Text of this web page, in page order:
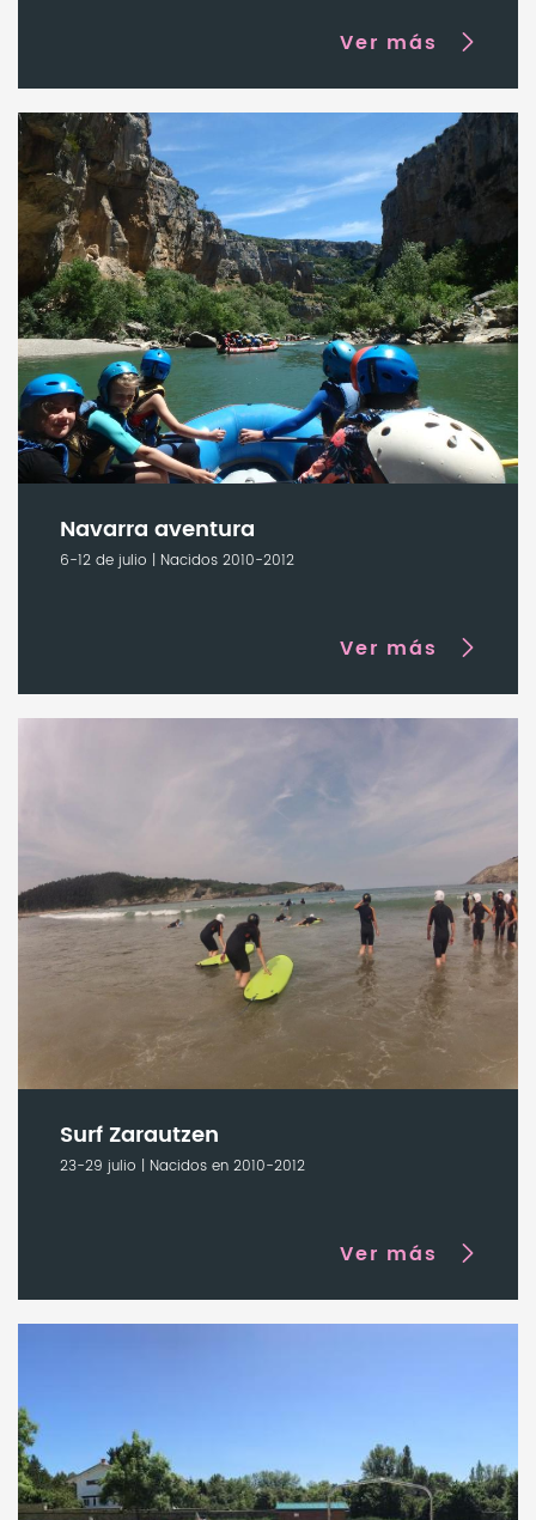
Ver más
Navarra aventura
6-12 de julio | Nacidos 2010-2012
Ver más
Surf Zarautzen
23-29 julio | Nacidos en 2010-2012
Ver más